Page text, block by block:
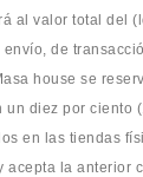
al valor total del
de
house se
un diez por ciento
en las tiendas
acepta la anterior